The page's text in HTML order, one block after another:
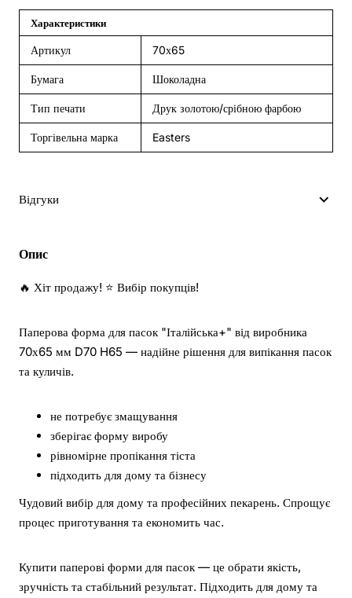
Характеристики
Артикул 70х65
Бумага Шоколадна
Тип печати Друк золотою/срібною фарбою
Торгівельна марка Easters
Відгуки
Опис
🔥 Хіт продажу! ⭐ Вибір покупців!
Паперова форма для пасок "Італійська+" від виробника
70х65 мм D70 H65 — надійне рішення для випікання пасок
та куличів.
не потребує змащування
зберігає форму виробу
рівномірне пропікання тіста
підходить для дому та бізнесу
Чудовий вибір для дому та професійних пекарень. Спрощує
процес приготування та економить час.
Купити паперові форми для пасок — це обрати якість,
зручність та стабільний результат. Підходить для дому та